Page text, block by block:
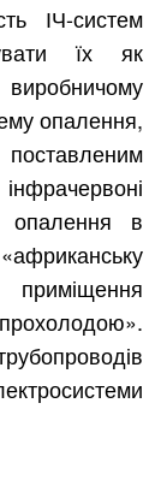
ІЧ-систем
їх як
опалення,
опалення в